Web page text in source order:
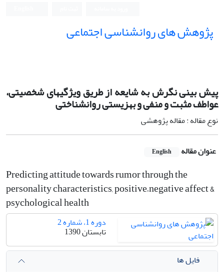
پژوهش های روانشناسی اجتماعی
پیش بینی نگرش به شایعه از طریق ویژگیهای شخصیتی،
عواطف مثبت و منفی و بهزیستی روانشناختی
نوع مقاله : مقاله پژوهشی
عنوان مقاله English
Predicting attitude towards rumor through the
personality characteristics, positive–negative affect &
psychological health
دوره 1، شماره 2
تابستان 1390
فایل ها